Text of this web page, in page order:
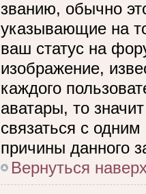
званию, обычно
указывающие на
ваш статус на
изображение,
каждого
аватары, то
связаться с
причины данного
Вернуться